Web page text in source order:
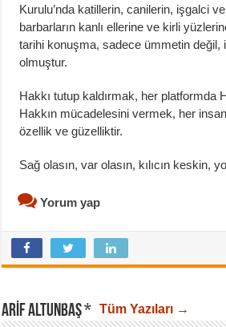
Kurulu’nda katillerin, canilerin, işgalci ve
barbarların kanlı ellerine ve kirli
tarihi konuşma, sadece ümmetin değil,
olmuştur.
Hakkı tutup kaldırmak, her platformda
Hakkın mücadelesini vermek, her
özellik ve güzelliktir.
Sağ olasın, var olasın, kılıcın keskin,
Yorum yap
ARIF ALTUNBAŞ * Tüm Yazıları →